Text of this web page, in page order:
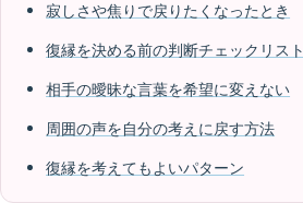
寂しさや焦りで戻りたくなったとき
復縁を決める前の判断チェックリスト
相手の曖昧な言葉を希望に変えない
周囲の声を自分の考えに戻す方法
復縁を考えてもよいパターン